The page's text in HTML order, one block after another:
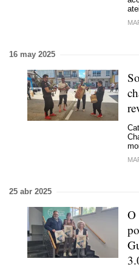
16 may 2025
25 abr 2025
O